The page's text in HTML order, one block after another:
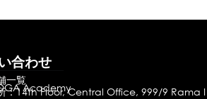
合わせ
一覧
Academy
：14th Floor, Central Office, 999/9 Rama